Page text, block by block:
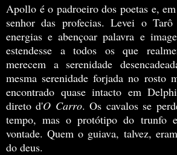
Apollo é o padroeiro dos poetas e,
senhor das profecias. Levei o Tarô
energias e abençoar palavra e
estendesse a todos os que
merecem a serenidade
mesma serenidade forjada no rosto
encontrado quase intacto em
direto d'O Carro. Os cavalos se
tempo, mas o protótipo do trunfo
vontade. Quem o guiava, talvez,
do deus.